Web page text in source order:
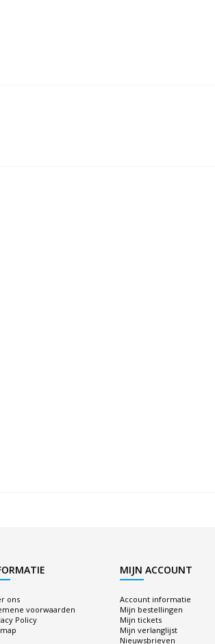
ons
voorwaarden
Policy
MIJN ACCOUNT
Account informatie
Mijn bestellingen
Mijn tickets
Mijn verlanglijst
Nieuwsbrieven